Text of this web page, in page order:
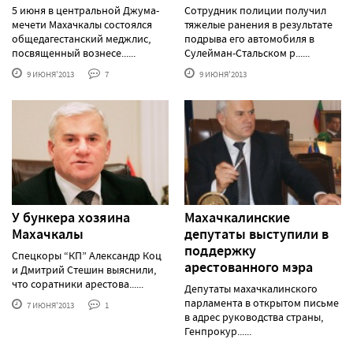
5 июня в центральной Джума-
мечети Махачкалы состоялся
общедагестанский меджлис,
посвященный вознесе......
9 ИЮНЯ'2013 7
Сотрудник полиции получил
тяжелые ранения в результате
подрыва его автомобиля в
Сулейман-Стальском р......
9 ИЮНЯ'2013
У бункера хозяина
Махачкалы
Спецкоры “КП” Александр Коц
и Дмитрий Стешин выяснили,
что соратники арестова......
7 ИЮНЯ'2013 1
Махачкалинские
депутаты выступили в
поддержку
арестованного мэра
Депутаты махачкалинского
парламента в открытом письме
в адрес руководства страны,
Генпрокур......